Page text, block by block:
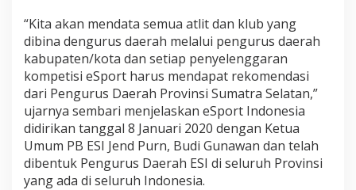
“Kita akan mendata semua atlit dan klub yang
dibina dengurus daerah melalui pengurus daerah
kabupaten/kota dan setiap penyelenggaran
kompetisi eSport harus mendapat rekomendasi
dari Pengurus Daerah Provinsi Sumatra Selatan,”
ujarnya sembari menjelaskan eSport Indonesia
didirikan tanggal 8 Januari 2020 dengan Ketua
Umum PB ESI Jend Purn, Budi Gunawan dan telah
dibentuk Pengurus Daerah ESI di seluruh Provinsi
yang ada di seluruh Indonesia.